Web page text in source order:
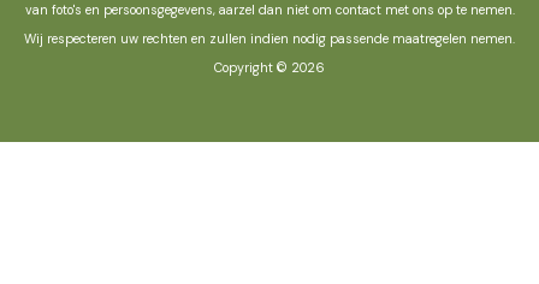
van foto's en persoonsgegevens, aarzel dan niet om contact met ons op te nemen.
Wij respecteren uw rechten en zullen indien nodig passende maatregelen nemen.
Copyright © 2026